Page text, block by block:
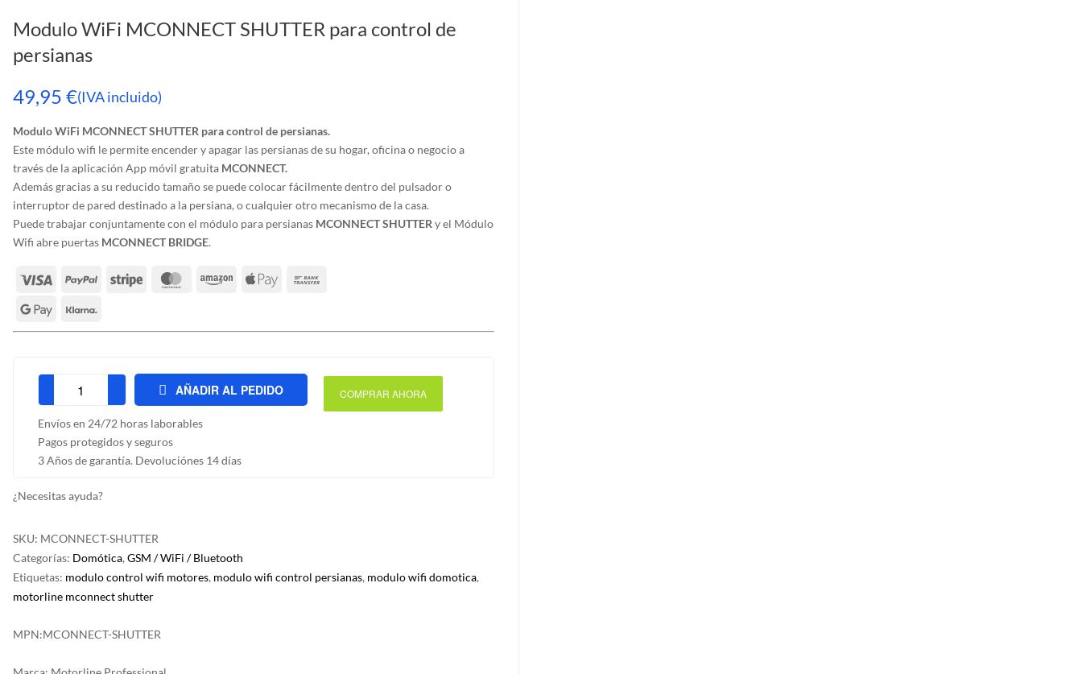
Modulo WiFi MCONNECT SHUTTER para control de
persianas
49,95 €(IVA incluido)
Modulo WiFi MCONNECT SHUTTER para control de persianas.
Este módulo wifi le permite encender y apagar las persianas de su hogar, oficina o negocio a
través de la aplicación App móvil gratuita MCONNECT.
Además gracias a su reducido tamaño se puede colocar fácilmente dentro del pulsador o
interruptor de pared destinado a la persiana, o cualquier otro mecanismo de la casa.
Puede trabajar conjuntamente con el módulo para persianas MCONNECT SHUTTER y el Módulo
Wifi abre puertas MCONNECT BRIDGE.
Modulo
WiFi
MCONNECT
SHUTTER
control
persianas
cantidad
AÑADIR AL PEDIDO COMPRAR AHORA
Envíos en 24/72 horas laborables
Pagos protegidos y seguros
3 Años de garantía. Devoluciónes 14 días
¿Necesitas ayuda?
SKU: MCONNECT-SHUTTER
Categorías: Domótica, GSM / WiFi / Bluetooth
Etiquetas: modulo control wifi motores, modulo wifi control persianas, modulo wifi domotica,
motorline mconnect shutter
MPN:MCONNECT-SHUTTER